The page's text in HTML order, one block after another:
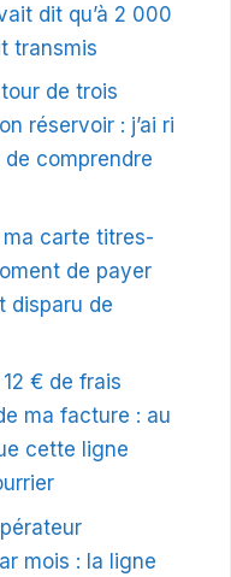
dit qu’à 2 000
transmis
de trois
réservoir : j’ai ri
comprendre
ma carte titres-
de payer
disparu de
€ de frais
ma facture : au
cette ligne
mois : la ligne